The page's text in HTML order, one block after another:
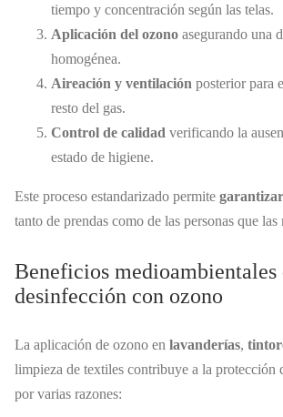
tiempo y concentración según las telas.
Aplicación del ozono asegurando una
homogénea.
Aireación y ventilación posterior para
resto del gas.
Control de calidad verificando la
estado de higiene.
Este proceso estandarizado permite
tanto de prendas como de las personas que las
Beneficios medioambientales
desinfección con ozono
La aplicación de ozono en lavanderías,
limpieza de textiles contribuye a la protección
por varias razones: